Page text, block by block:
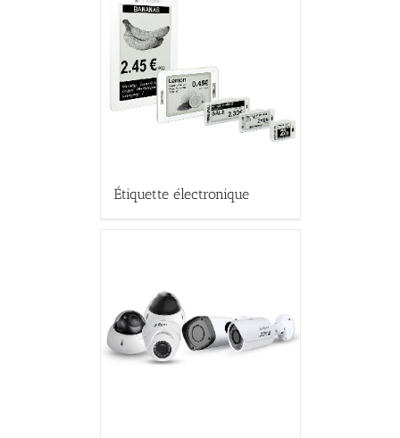
Étiquette électronique